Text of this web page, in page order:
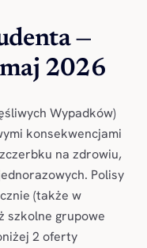
—
2026
Wypadków)
konsekwencjami
na zdrowiu,
Polisy
(także w
szkolne grupowe
2 oferty